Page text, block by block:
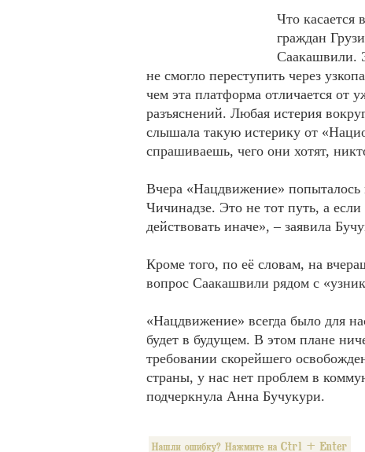
Что касается
граждан
Саакашвили.
не смогло переступить через
чем эта платформа отличается от
разъяснений. Любая истерия
слышала такую истерику от
спрашиваешь, чего они хотят,
Вчера «Нацдвижение»
Чичинадзе. Это не тот путь, а если
действовать иначе», – заявила
Кроме того, по её словам, на
вопрос Саакашвили рядом с
«Нацдвижение» всегда было для
будет в будущем. В этом плане
требовании скорейшего
страны, у нас нет проблем в
подчеркнула Анна Бучукури.